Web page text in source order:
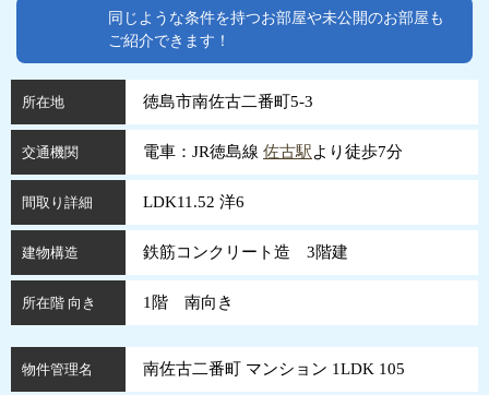
同じような条件を持つお部屋や未公開のお部屋も
ご紹介できます！
所在地 徳島市南佐古二番町5-3
交通機関 電車：JR徳島線 佐古駅より徒歩7分
間取り詳細 LDK11.52 洋6
建物構造 鉄筋コンクリート造 3階建
所在階 向き 1階 南向き
物件管理名 南佐古二番町 マンション 1LDK 105